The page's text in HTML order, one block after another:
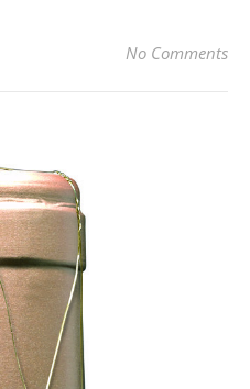
No Comments